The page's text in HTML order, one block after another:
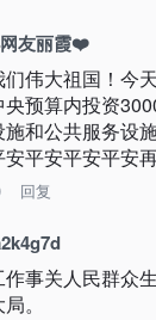
友丽霞❤️
伟大祖国！今
央预算内投资
和公共服务设
平安平安平安
回复
作事关人民群众
。